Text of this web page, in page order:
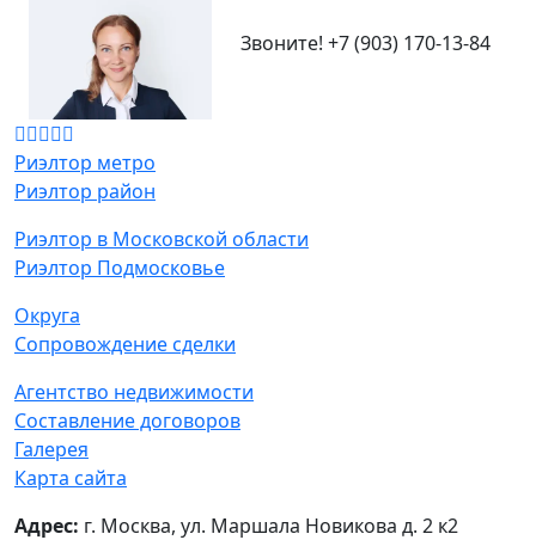
Звоните! +7 (903) 170-13-84
Риэлтор метро
Риэлтор район
Риэлтор в Московской области
Риэлтор Подмосковье
Округа
Сопровождение сделки
Агентство недвижимости
Составление договоров
Галерея
Карта сайта
Адрес: г. Москва, ул. Маршала Новикова д. 2 к2